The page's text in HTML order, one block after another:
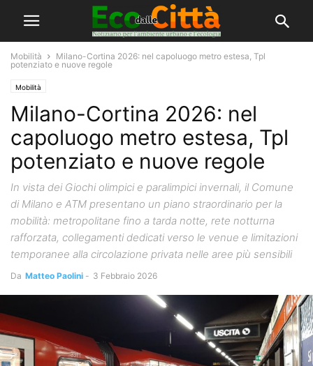
Mobilità
Milano-Cortina 2026: nel capoluogo metro estesa, Tpl
potenziato e nuove regole
Mobilità
Milano-Cortina 2026: nel
capoluogo metro estesa, Tpl
potenziato e nuove regole
In vista dei Giochi olimpici e paralimpici invernali, il Comune
di Milano e ATM presentano un piano straordinario per la
mobilità: metropolitane fino a tarda notte, rete notturna
rafforzata, collegamenti dedicati verso le venue e limitazioni
temporanee alla circolazione privata nelle aree più sensibili
Da Matteo Paolini - 3 Febbraio 2026